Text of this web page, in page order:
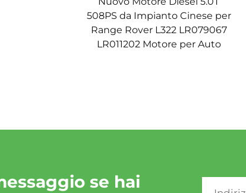
508PS da Impianto Cinese per
Range Rover L322 LR079067
LR011202 Motore per Auto
se hai